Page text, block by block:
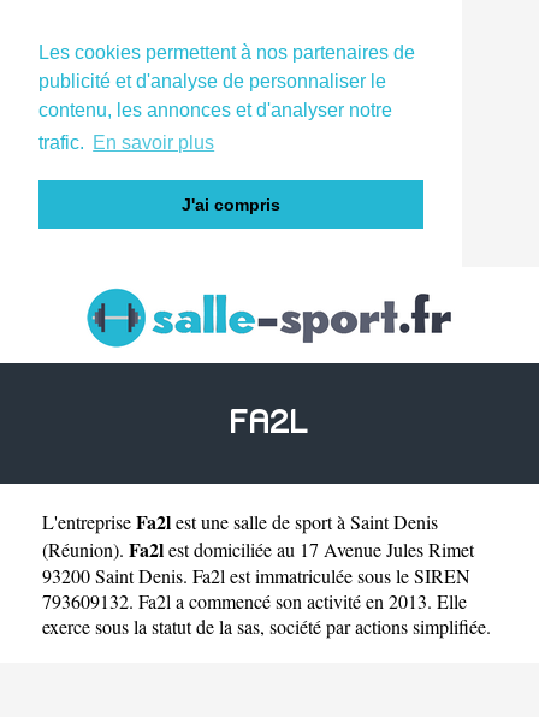
Les cookies permettent à nos partenaires de
publicité et d'analyse de personnaliser le
contenu, les annonces et d'analyser notre
trafic. En savoir plus
J'ai compris
FA2L
L'entrepriseFa2lest unesalle de sport à Saint Denis
(Réunion). Fa2lest domiciliée au 17 Avenue Jules Rimet
93200 Saint Denis. Fa2l est immatriculée sous le SIREN
793609132. Fa2l a commencé son activité en 2013. Elle
exerce sous la statut de la sas, société par actions simplifiée.